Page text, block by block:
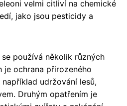
velmi citliví na chemické
jako jsou pesticidy a
používá několik různých
je ochrana přirozeného
udržování lesů,
Druhým opatřením je